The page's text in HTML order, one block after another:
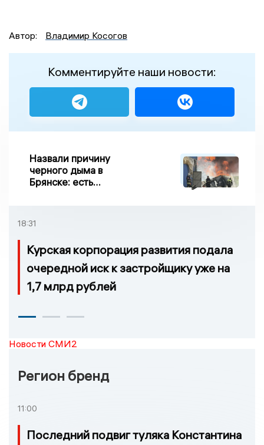
Автор: Владимир Косогов
Комментируйте наши новости:
Назвали причину
черного дыма в
Брянске: есть
18:31
Курская корпорация развития подала
очередной иск к застройщику уже на
1,7 млрд рублей
Новости СМИ2
Регион бренд
11:00
Последний подвиг туляка Константина